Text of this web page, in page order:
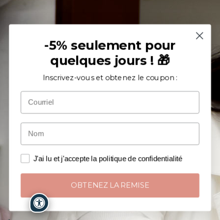
-5% seulement pour
quelques jours ! 🎁
Inscrivez-vous et obtenez le coupon :
J'ai lu et j'accepte la politique de confidentialité
OBTENEZ LA REMISE